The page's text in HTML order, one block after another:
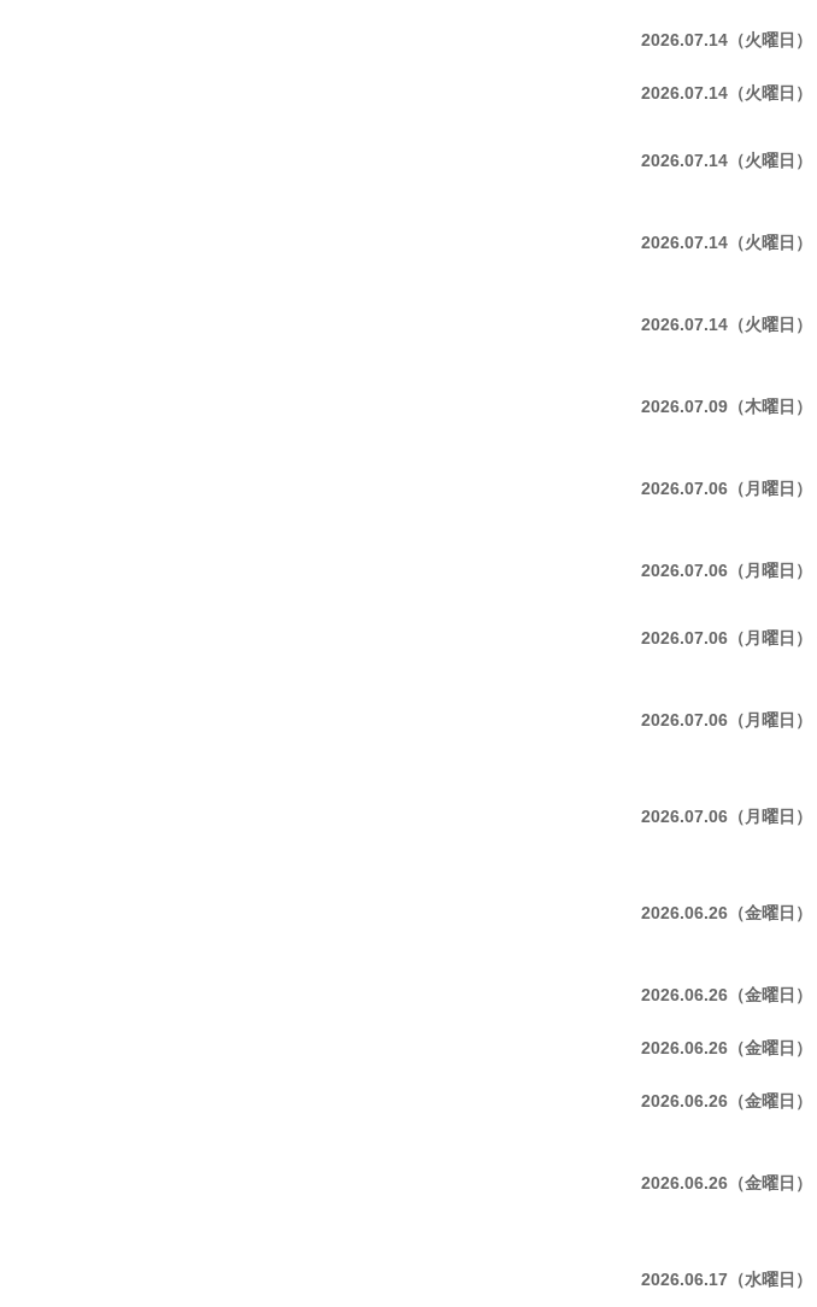
2026.07.14（火曜日）
2026.07.14（火曜日）
2026.07.14（火曜日）
2026.07.14（火曜日）
2026.07.14（火曜日）
2026.07.09（木曜日）
2026.07.06（月曜日）
2026.07.06（月曜日）
2026.07.06（月曜日）
2026.07.06（月曜日）
2026.07.06（月曜日）
2026.06.26（金曜日）
2026.06.26（金曜日）
2026.06.26（金曜日）
2026.06.26（金曜日）
2026.06.26（金曜日）
2026.06.17（水曜日）